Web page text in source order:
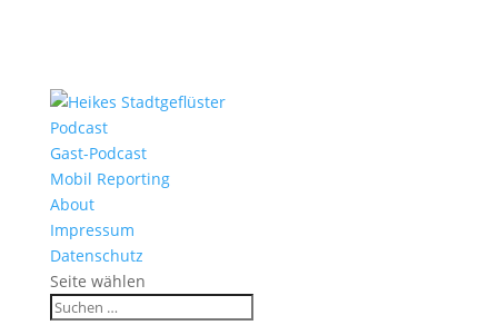
Podcast
Gast-Podcast
Mobil Reporting
About
Impressum
Datenschutz
Seite wählen